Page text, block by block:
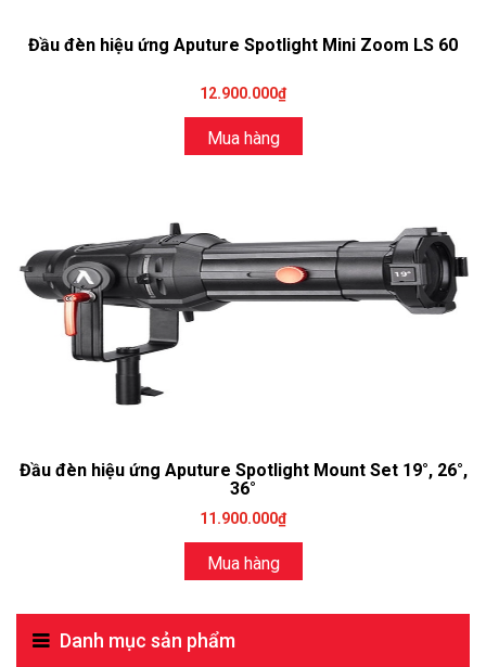
Đầu đèn hiệu ứng Aputure Spotlight Mini Zoom LS 60
12.900.000₫
Mua hàng
Đầu đèn hiệu ứng Aputure Spotlight Mount Set 19°, 26°,
36°
11.900.000₫
Mua hàng
Danh mục sản phẩm